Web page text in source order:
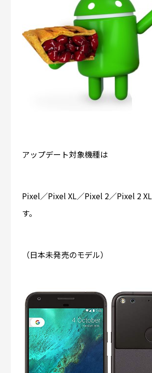
アップデート対象機種は
Pixel／Pixel XL／Pixel 2／Pixel 2
す。
（日本未発売のモデル）